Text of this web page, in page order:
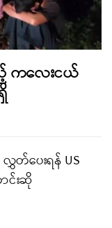
ကလေးငယ်
လွှတ်ပေးရန် US
င်းဆို